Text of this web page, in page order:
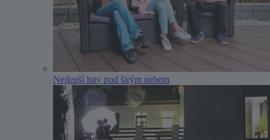
Nejlepší hity pod širým nebem